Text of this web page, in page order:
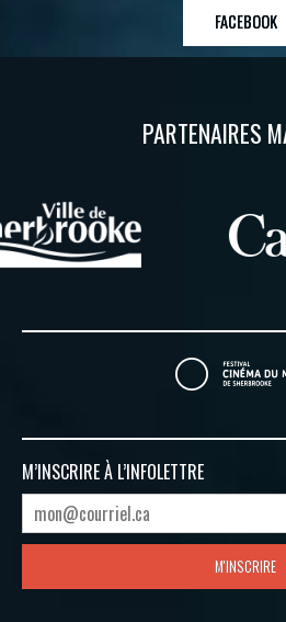
FACEBOOK
PARTENAIRES
M’INSCRIRE À L’INFOLETTRE
M'INSCRIRE